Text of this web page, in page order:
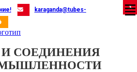
karaganda@tubes-
СОЕДИНЕНИЯ
X
X
X
X
X
X
X
X
X
X
X
X
X
X
X
X
X
X
X